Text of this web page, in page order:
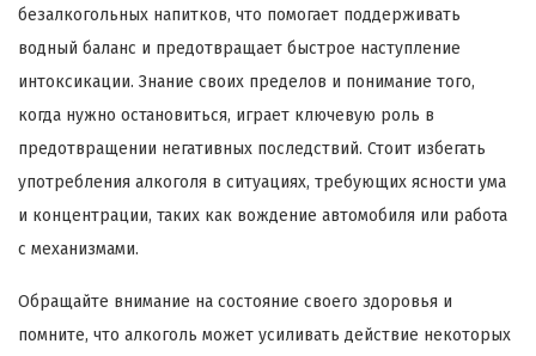
безалкогольных напитков, что помогает поддерживать
водный баланс и предотвращает быстрое наступление
интоксикации. Знание своих пределов и понимание того,
когда нужно остановиться, играет ключевую роль в
предотвращении негативных последствий. Стоит избегать
употребления алкоголя в ситуациях, требующих ясности ума
и концентрации, таких как вождение автомобиля или работа
с механизмами.
Обращайте внимание на состояние своего здоровья и
помните, что алкоголь может усиливать действие некоторых